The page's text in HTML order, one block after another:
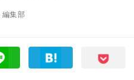
編集部